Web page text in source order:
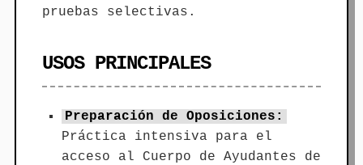
pruebas selectivas.
USOS PRINCIPALES
Preparación de Oposiciones:
Práctica intensiva para el
acceso al Cuerpo de Ayudantes de